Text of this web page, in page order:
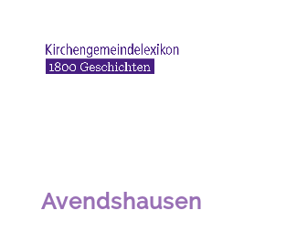
Avendshausen